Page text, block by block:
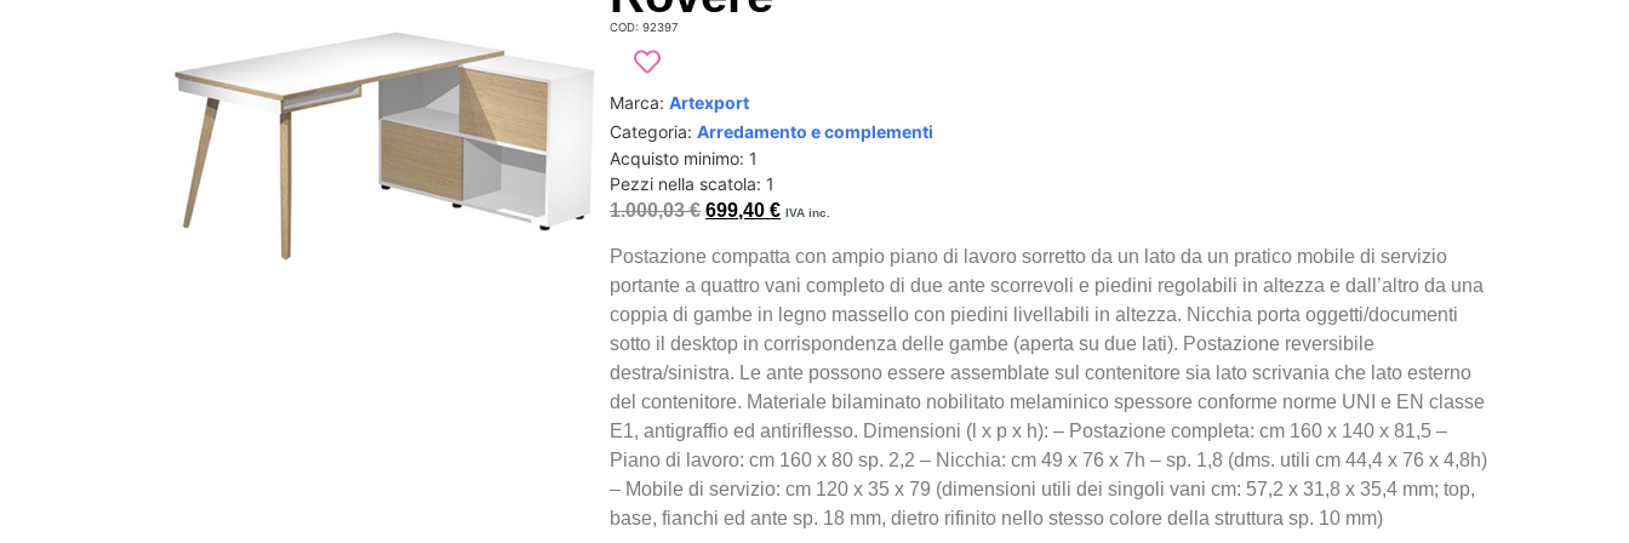
COD: 92397
Marca:Artexport
Categoria:Arredamento e complementi
Acquisto minimo: 1
Pezzi nella scatola: 1
1.000,03€ 699,40€ IVA inc.
Postazione compatta con ampio piano di lavoro sorretto da un lato da un pratico mobile di servizio
portante a quattro vani completo di due ante scorrevoli e piedini regolabili in altezza e dall’altro da una
coppia di gambe in legno massello con piedini livellabili in altezza. Nicchia porta oggetti/documenti
sotto il desktop in corrispondenza delle gambe (aperta su due lati). Postazione reversibile
destra/sinistra. Le ante possono essere assemblate sul contenitore sia lato scrivania che lato esterno
del contenitore. Materiale bilaminato nobilitato melaminico spessore conforme norme UNI e EN classe
E1, antigraffio ed antiriflesso. Dimensioni (l x p x h): – Postazione completa: cm 160 x 140 x 81,5 –
Piano di lavoro: cm 160 x 80 sp. 2,2 – Nicchia: cm 49 x 76 x 7h – sp. 1,8 (dms. utili cm 44,4 x 76 x 4,8h)
– Mobile di servizio: cm 120 x 35 x 79 (dimensioni utili dei singoli vani cm: 57,2 x 31,8 x 35,4 mm; top,
base, fianchi ed ante sp. 18 mm, dietro rifinito nello stesso colore della struttura sp. 10 mm)